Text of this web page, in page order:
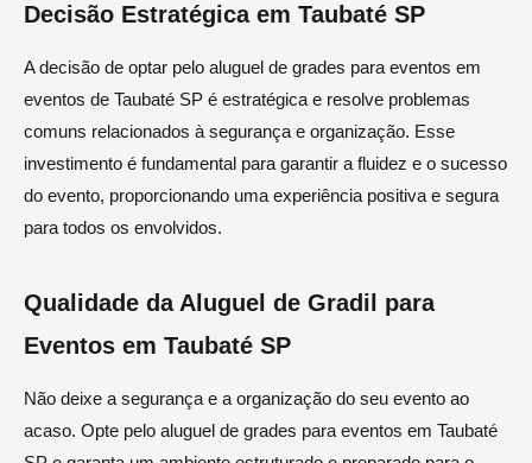
Decisão Estratégica em Taubaté SP
A decisão de optar pelo aluguel de grades para eventos em
eventos de Taubaté SP é estratégica e resolve problemas
comuns relacionados à segurança e organização. Esse
investimento é fundamental para garantir a fluidez e o sucesso
do evento, proporcionando uma experiência positiva e segura
para todos os envolvidos.
Qualidade da Aluguel de Gradil para
Eventos em Taubaté SP
Não deixe a segurança e a organização do seu evento ao
acaso. Opte pelo aluguel de grades para eventos em Taubaté